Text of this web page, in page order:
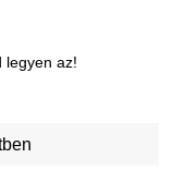
legyen az!